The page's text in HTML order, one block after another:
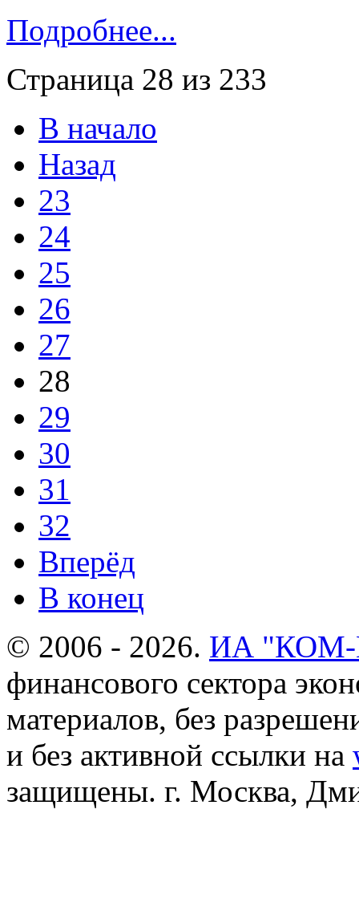
Подробнее...
Страница 28 из 233
В начало
Назад
23
24
25
26
27
28
29
30
31
32
Вперёд
В конец
© 2006 - 2026. ИА
финансового сектора
материалов, без
и без активной ссылки на
защищены. г. Москва,